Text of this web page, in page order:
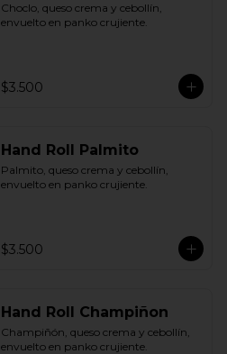
Choclo, queso crema y cebollín,
envuelto en panko crujiente.
$3.500
Hand Roll Palmito
Palmito, queso crema y cebollín,
envuelto en panko crujiente.
$3.500
Hand Roll Champiñon
Champiñón, queso crema y cebollín,
envuelto en panko crujiente.